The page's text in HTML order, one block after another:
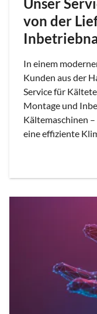
von der
In einem
Kunden aus der
Service für
Montage und
Kältemaschinen
eine effiziente